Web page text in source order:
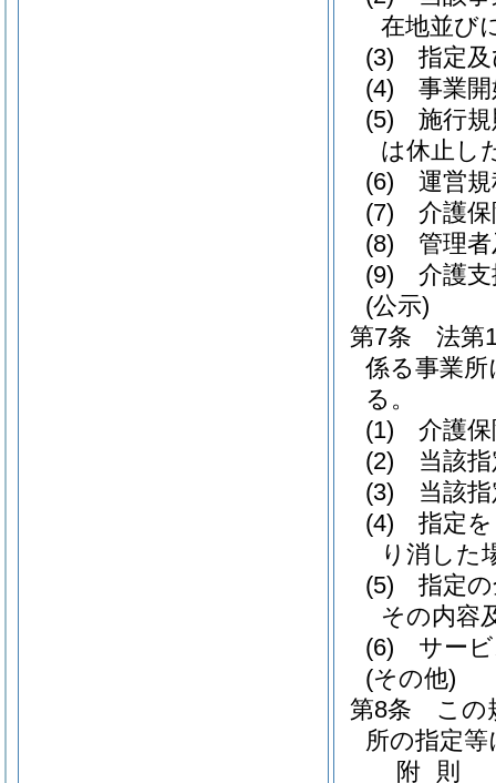
在地並び
(3)
指定
(4)
事業
(5)
施行
は休止し
(6)
運営
(7)
介護
(8)
管理
(9)
介護
(公示)
第7条
法第
係る事業
る。
(1)
介護
(2)
当該
(3)
当該
(4)
指定
り消した
(5)
指定
その内容
(6)
サー
(その他)
第8条
この
所の指定
附 則